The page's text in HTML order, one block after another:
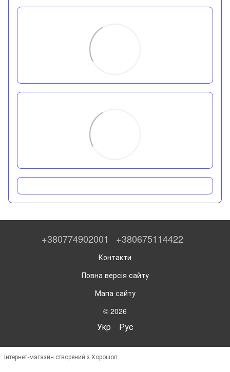
+380774902001 +380675114422
Контакти
Повна версія сайту
Мапа сайту
© 2026
Укр Рус
Інтернет-магазин створений з Хорошоп